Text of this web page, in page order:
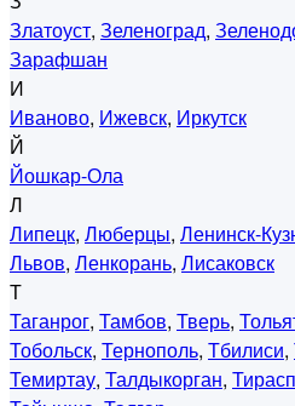
Златоуст, Зеленоград,
Зарафшан
И
Иваново, Ижевск, Иркутск
Й
Йошкар-Ола
Л
Липецк, Люберцы, Ленинск-
Львов, Ленкорань, Лисаковск
Т
Таганрог, Тамбов, Тверь,
Тобольск, Тернополь, Тбилиси,
Темиртау, Талдыкорган,